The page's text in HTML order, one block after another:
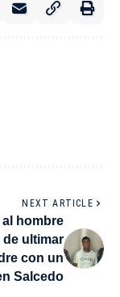
NEXT ARTICLE
hombre
ultimar
con un
Salcedo